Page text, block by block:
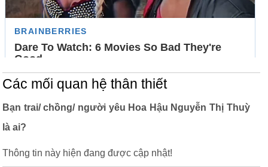
Các mối quan hệ thân thiết
Bạn trai/ chồng/ người yêu Hoa Hậu Nguyễn Thị Thuỳ
là ai?
Thông tin này hiện đang được cập nhật!